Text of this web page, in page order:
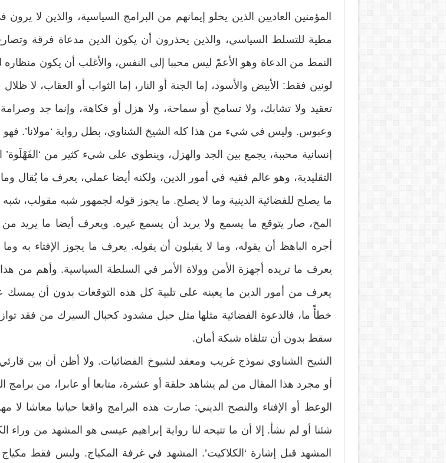
المؤمنين العاديين الذين يخلو إيمانهم من البرامج السياسية، والذين لا يرون
مطية للتسلط السياسي، والذين يحذرون أن يكون الدين مدعاة فرقة
النمط من الدعاة وهو الأعمّ ليس محببا إلى النفس، والأغلب أن يكون منظاره
لونين فقط: الأبيض والأسود، إما الجنة أو النار، إما الثواب أو العقاب، لا ظلال
تعقيد ولا تشابك، ولا تسامح أو سماحة، ولا هزل أو فكاهة، وإنما جد
وعبوس. وليس في شيء من هذا كله الشيخ الشناوي، بطل رواية ‘مولانا’.
إنسانية محببة، يجمع بين الجد والهزل، وينطوي على شيء كثير من ‘الفَهْلَوة’
التقليدية، وهو عالم فقيه في أمور الدين، ولكنه أيضا عملي، يعرف ما يُقال وما
ما يصلح للفضائية الدينية وما لا يصلح. ما يجوز قوله لجمهور شبه مقولب،
المخ، صار يتوقع ما يسمع ولا يريد أن يسمع غيره. ويعرف أيضا ما يريد
أجره الباهظ أن يقوله، وما لا يقبلون أن يقوله. يعرف ما يجوز الإفتاء به وما
يعرف ما تريده أجهزة الأمن وولاة الأمر في السلطة السياسية. وأهم من هذا
يعرف من أمور الدين ما يعينه على تلبية كل هذه التوقعات بدون أن يمسك
خطأً ما، فالدعوة الفضائية مثلها مثل حبل مشدود كحبال السيرك من فقد
سقط بدون أن تتلقاه شبكة أمان.
الشيخ الشناوي نموذج غريب ومعقد لشيوخ الفضائيات. ولا أظن أن بين قارئي
أو مجرد هذا المقال من لم يشاهد حلقة أو عشرة، متابعا أو عابرا، من برامج
الوعظ أو الإفتاء والنصح الديني: صارت هذه البرامج واقعا حياتيا معاشا لا
شئنا أو لم نشأ. إلا أن ما تتيحه لنا رواية إبراهيم عيسى هو المشهد من وراء
المشهد قبل إشارة ‘الكلاكيت’. المشهد في غرفة المكياج. وليس فقط